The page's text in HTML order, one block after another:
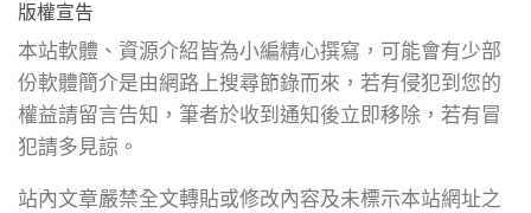
版權宣告
本站軟體、資源介紹皆為小編精心撰寫，可能會有少部
份軟體簡介是由網路上搜尋節錄而來，若有侵犯到您的
權益請留言告知，筆者於收到通知後立即移除，若有冒
犯請多見諒。
站內文章嚴禁全文轉貼或修改內容及未標示本站網址之